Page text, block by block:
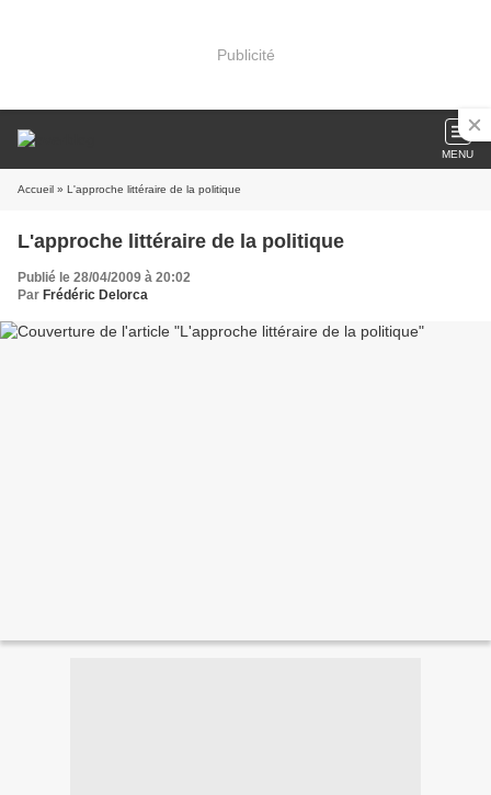
Publicité
MENU
Accueil » L'approche littéraire de la politique
L'approche littéraire de la politique
Publié le 28/04/2009 à 20:02
Par Frédéric Delorca